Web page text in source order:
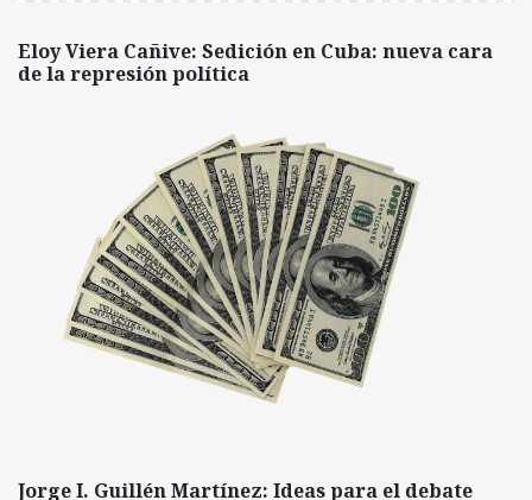
Eloy Viera Cañive: Sedición en Cuba: nueva cara
de la represión política
Jorge I. Guillén Martínez: Ideas para el debate